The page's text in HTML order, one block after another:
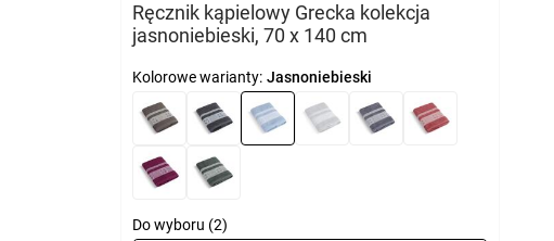
Ręcznik kąpielowy Grecka kolekcja
jasnoniebieski, 70 x 140 cm
Kolorowe warianty: Jasnoniebieski
Do wyboru (2)